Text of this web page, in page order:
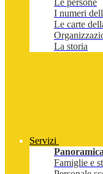
Le persone
I numeri
Le carte
La storia
Servizi
Panoramica
Famiglie e